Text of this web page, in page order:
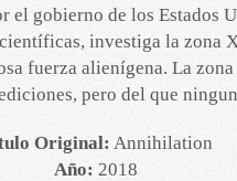
el gobierno de los Estados
investiga la zona
fuerza alienígena. La
pero del que
Original: Annihilation
Año: 2018